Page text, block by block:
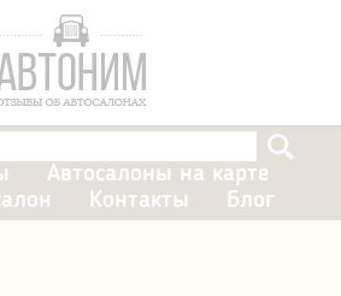
Автосалоны на карте
Контакты Блог